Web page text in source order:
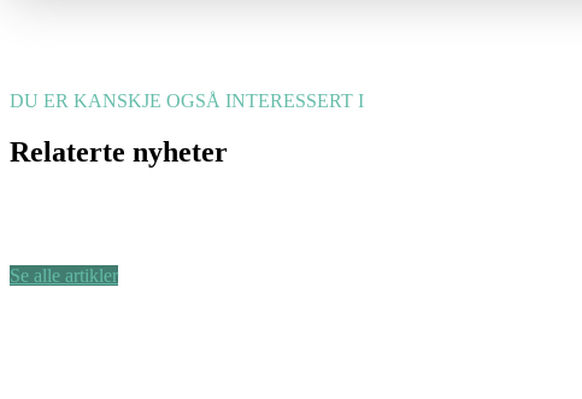
DU ER KANSKJE OGSÅ INTERESSERT I
Relaterte nyheter
Se alle artikler